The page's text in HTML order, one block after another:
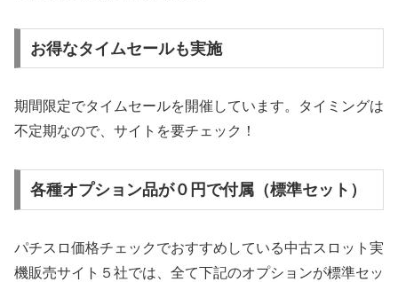
お得なタイムセールも実施
期間限定でタイムセールを開催しています。タイミングは
不定期なので、サイトを要チェック！
各種オプション品が０円で付属（標準セット）
パチスロ価格チェックでおすすめしている中古スロット実
機販売サイト５社では、全て下記のオプションが標準セッ